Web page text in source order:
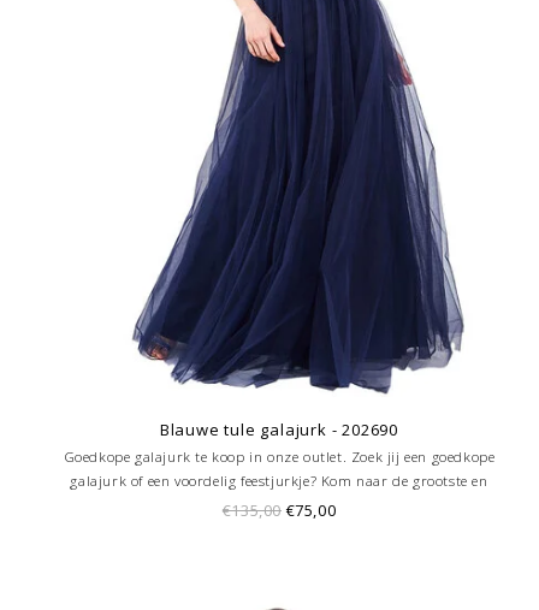
Blauwe tule galajurk - 202690
Goedkope galajurk te koop in onze outlet. Zoek jij een goedkope
galajurk of een voordelig feestjurkje? Kom naar de grootste en
goedkoopste galajurken outlet in de regio Amersfoort. Altijd voordelig!
€135,00 €75,00